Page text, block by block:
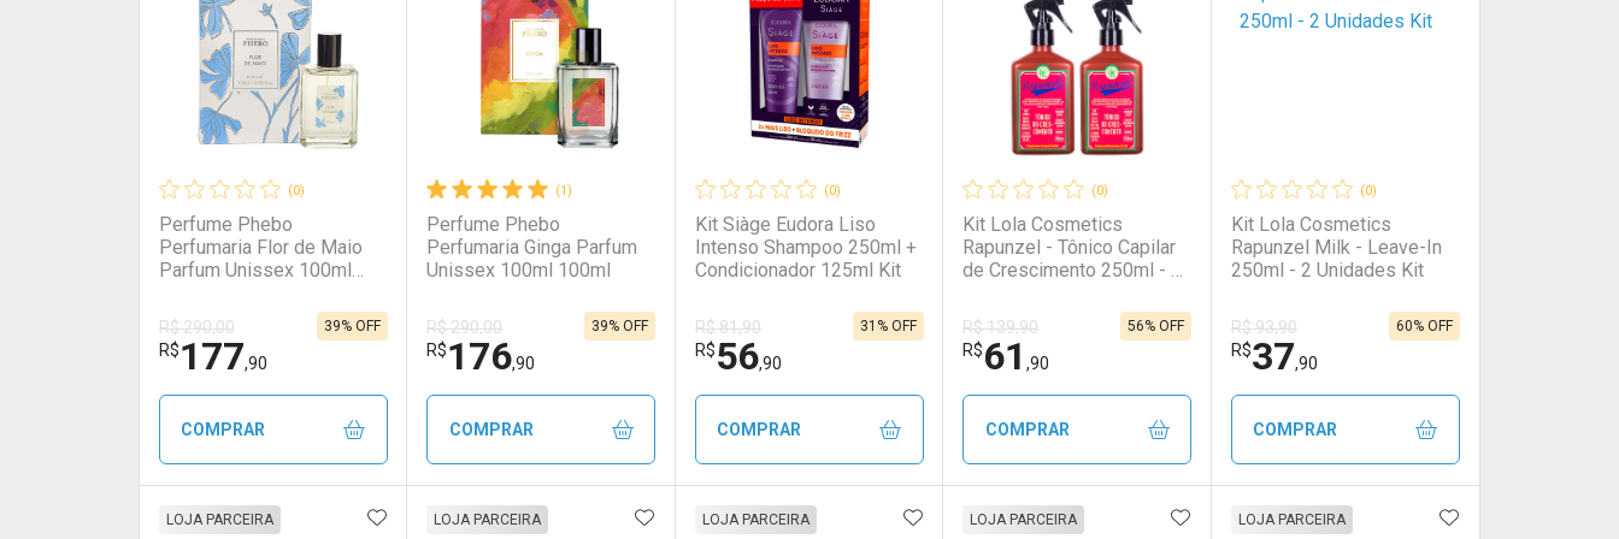
(0)
Perfume Phebo
Perfumaria Flor de Maio
Parfum Unissex 100ml
R$ 290,00
R$177,90
39% OFF
COMPRAR
FECHAR
FECHAR
(1)
Perfume Phebo
Perfumaria Ginga Parfum
Unissex 100ml 100ml
R$ 290,00
R$176,90
39% OFF
COMPRAR
FECHAR
FECHAR
(0)
Kit Siàge Eudora Liso
Intenso Shampoo 250ml +
Condicionador 125ml Kit
R$ 81,90
R$56,90
31% OFF
COMPRAR
FECHAR
FECHAR
(0)
Kit Lola Cosmetics
Rapunzel - Tônico Capilar
de Crescimento 250ml - 2
R$ 139,90
R$61,90
56% OFF
COMPRAR
FECHAR
FECHAR
(0)
Kit Lola Cosmetics
Rapunzel Milk - Leave-In
250ml - 2 Unidades Kit
R$ 93,90
R$37,90
60% OFF
COMPRAR
LOJA PARCEIRA ADICIONAR AOS FAVORITOS
LOJA PARCEIRA ADICIONAR AOS FAVORITOS
LOJA PARCEIRA ADICIONAR AOS FAVORITOS
LOJA PARCEIRA ADICIONAR AOS FAVORITOS
LOJA PARCEIRA ADICIONAR AOS